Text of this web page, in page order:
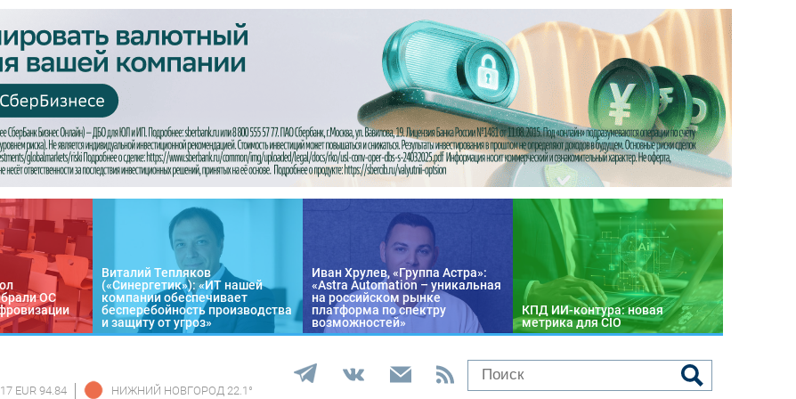
ОС
Виталий Тепляков
(«Синергетик»): «ИТ нашей
компании обеспечивает
бесперебойность производства
и защиту от угроз»
Иван Хрулев, «Группа Астра»:
«Astra Automation – уникальная
на российском рынке
платформа по спектру
возможностей»
КПД ИИ-контура: новая
метрика для CIO
EUR 94.84 НИЖНИЙ НОВГОРОД 22.1 °